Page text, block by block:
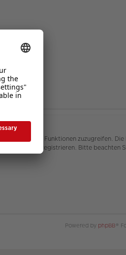
auf weitere Funktionen zuzugreifen.
Sie sich registrieren. Bitte beachten
Powered by phpBB®